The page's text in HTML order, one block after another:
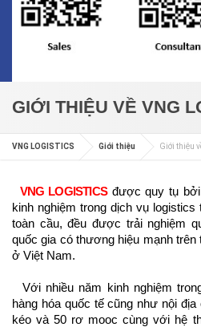
GIỚI THIỆU VỀ VNG
VNG LOGISTICS Giới thiệu Giới thiệu
VNG LOGISTICSđược quy tụ bởi
kinh nghiệm trong dịch vụ
toàn cầu, đều được trải nghiệm
quốc gia có thương hiệu mạnh
ở Việt Nam.
Với nhiều năm kinh nghiệm
hàng hóa quốc tế cũng như nội
kéo và 50 rơ mooc cùng với hệ